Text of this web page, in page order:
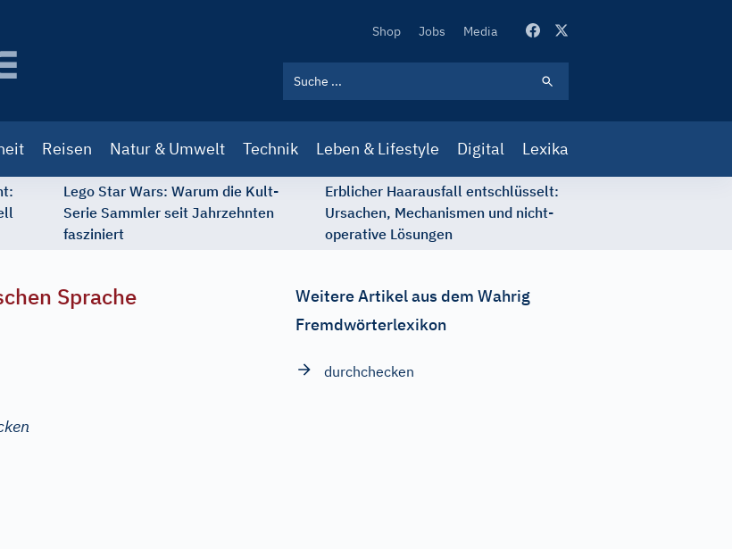
Secondary
Shop Jobs Media
Reisen Natur & Umwelt Technik Leben & Lifestyle Digital Lexika
Lego Star Wars: Warum die Kult-
Serie Sammler seit Jahrzehnten
fasziniert
Erblicher Haarausfall entschlüsselt:
Ursachen, Mechanismen und nicht-
operative Lösungen
Sprache
Weitere Artikel aus dem Wahrig
Fremdwörterlexikon
durchchecken